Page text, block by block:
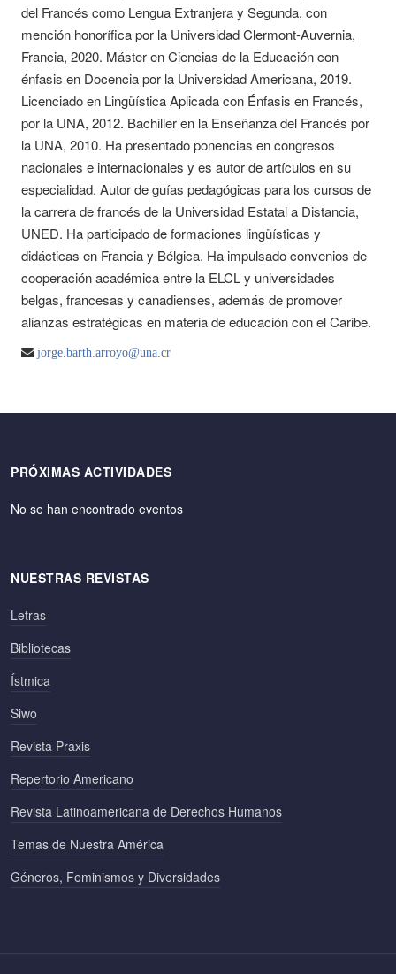
del Francés como Lengua Extranjera y Segunda, con
mención honorífica por la Universidad Clermont-Auvernia,
Francia, 2020. Máster en Ciencias de la Educación con
énfasis en Docencia por la Universidad Americana, 2019.
Licenciado en Lingüística Aplicada con Énfasis en Francés,
por la UNA, 2012. Bachiller en la Enseñanza del Francés por
la UNA, 2010. Ha presentado ponencias en congresos
nacionales e internacionales y es autor de artículos en su
especialidad. Autor de guías pedagógicas para los cursos de
la carrera de francés de la Universidad Estatal a Distancia,
UNED. Ha participado de formaciones lingüísticas y
didácticas en Francia y Bélgica. Ha impulsado convenios de
cooperación académica entre la ELCL y universidades
belgas, francesas y canadienses, además de promover
alianzas estratégicas en materia de educación con el Caribe.
jorge.barth.arroyo@una.cr
PRÓXIMAS ACTIVIDADES
No se han encontrado eventos
NUESTRAS REVISTAS
Letras
Bibliotecas
Ístmica
Siwo
Revista Praxis
Repertorio Americano
Revista Latinoamericana de Derechos Humanos
Temas de Nuestra América
Géneros, Feminismos y Diversidades